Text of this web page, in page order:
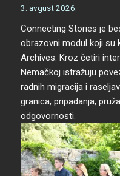
3. avgust 2026.
Connecting Stories je
obrazovni modul koji su
Archives. Kroz četiri
Nemačkoj istražuju
radnih migracija i
granica, pripadanja,
odgovornosti.